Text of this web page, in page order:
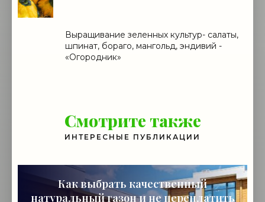
Выращивание зеленных культур- салаты,
шпинат, бораго, мангольд, эндивий -
«Огородник»
Смотрите также
ИНТЕРЕСНЫЕ ПУБЛИКАЦИИ
Как выбрать качественный
натуральный газон и не переплатить